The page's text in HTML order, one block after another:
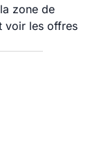
zone de
voir les offres